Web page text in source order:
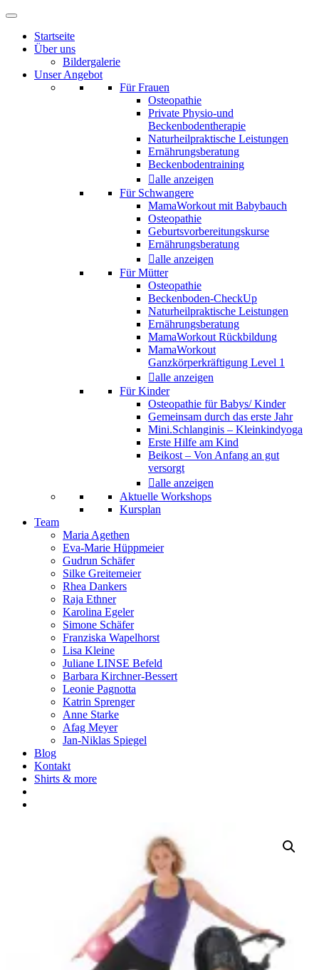
Startseite
Über uns
Bildergalerie
Unser Angebot
Für Frauen
Osteopathie
Private Physio-und
Beckenbodentherapie
Naturheilpraktische Leistungen
Ernährungsberatung
Beckenbodentraining
alle anzeigen
Für Schwangere
MamaWorkout mit Babybauch
Osteopathie
Geburtsvorbereitungskurse
Ernährungsberatung
alle anzeigen
Für Mütter
Osteopathie
Beckenboden-CheckUp
Naturheilpraktische Leistungen
Ernährungsberatung
MamaWorkout Rückbildung
MamaWorkout
Ganzkörperkräftigung Level 1
alle anzeigen
Für Kinder
Osteopathie für Babys/ Kinder
Gemeinsam durch das erste Jahr
Mini.Schlanginis – Kleinkindyoga
Erste Hilfe am Kind
Beikost – Von Anfang an gut
versorgt
alle anzeigen
Aktuelle Workshops
Kursplan
Team
Maria Agethen
Eva-Marie Hüppmeier
Gudrun Schäfer
Silke Greitemeier
Rhea Dankers
Raja Ethner
Karolina Egeler
Simone Schäfer
Franziska Wapelhorst
Lisa Kleine
Juliane LINSE Befeld
Barbara Kirchner-Bessert
Leonie Pagnotta
Katrin Sprenger
Anne Starke
Afag Meyer
Jan-Niklas Spiegel
Blog
Kontakt
Shirts & more